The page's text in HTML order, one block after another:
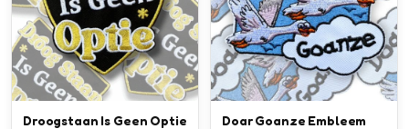
Droogstaan Is Geen Optie
Doar Goanze Embleem